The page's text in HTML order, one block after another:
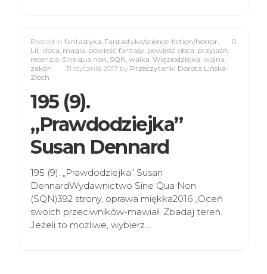
0
Posted in fantastyka, Fantastyka/science-fiction/horror,
Lit. obca, magia, powieść fantasy, powieść obca, przyjaźń,
recenzja, Sine qua non, SQN, walka, Więziodziejka, wojna,
zakon
31 stycznia 2017 by Przeczytanki Dorota Lińska-
Złoch
195 (9).
„Prawdodziejka”
Susan Dennard
195 (9). „Prawdodziejka” Susan
DennardWydawnictwo Sine Qua Non
(SQN)392 strony, oprawa miękka2016 „Oceń
swoich przeciwników-mawiał. Zbadaj teren.
Jeżeli to możliwe, wybierz…